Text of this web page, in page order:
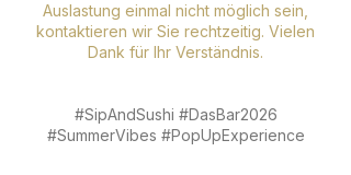
Auslastung einmal nicht möglich sein,
kontaktieren wir Sie rechtzeitig. Vielen
Dank für Ihr Verständnis.
#SipAndSushi #DasBar2026
#SummerVibes #PopUpExperience